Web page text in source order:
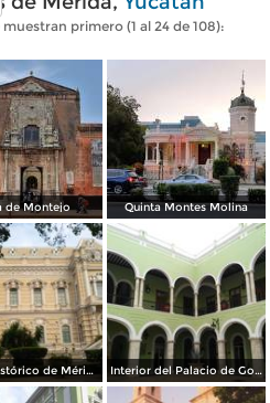
primero (1 al 24 de 108):
de Montejo Quinta Montes Molina
Centro Histórico de Mérida Interior del Palacio de Gobierno